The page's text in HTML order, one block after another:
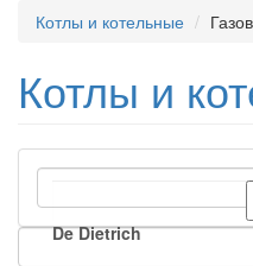
Котлы и котельные
Котлы и
De Dietrich